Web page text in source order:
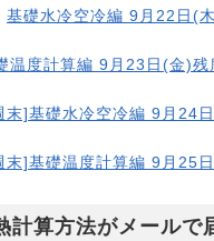
基礎水冷空冷編 9月22日(
温度計算編 9月23日(金)残
末]基礎水冷空冷編 9月24
末]基礎温度計算編 9月25
計算方法がメールで